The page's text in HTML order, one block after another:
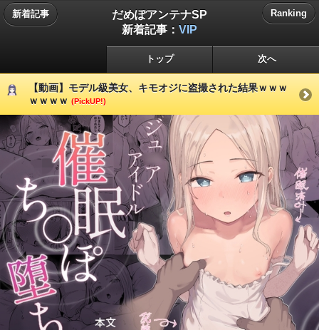
新着記事
だめぽアンテナSP
新着記事： VIP
Ranking
トップ 次へ
【動画】モデル級美女、キモオジに盗撮された結果ｗｗｗ
ｗｗｗｗ (PickUP!)